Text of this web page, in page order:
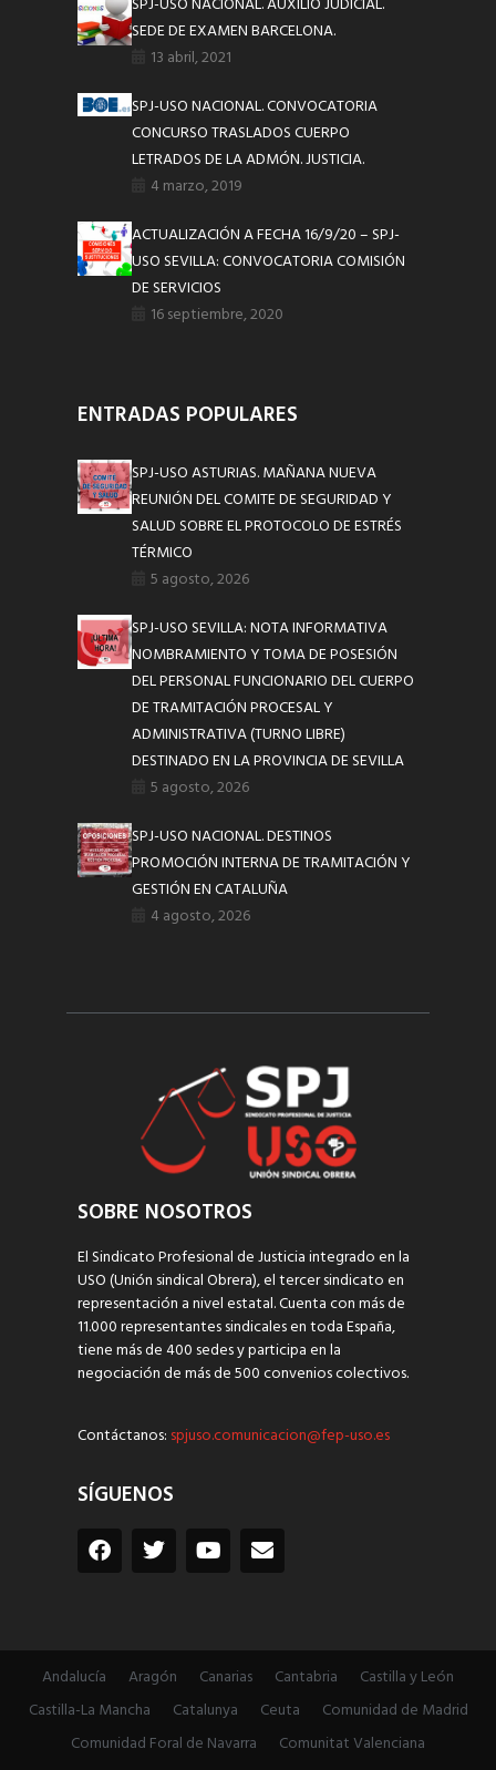
SEDE DE EXAMEN BARCELONA.
13 abril, 2021
SPJ-USO NACIONAL. CONVOCATORIA
CONCURSO TRASLADOS CUERPO
LETRADOS DE LA ADMÓN. JUSTICIA.
4 marzo, 2019
ACTUALIZACIÓN A FECHA 16/9/20 – SPJ-
USO SEVILLA: CONVOCATORIA COMISIÓN
DE SERVICIOS
16 septiembre, 2020
ENTRADAS POPULARES
SPJ-USO ASTURIAS. MAÑANA NUEVA
REUNIÓN DEL COMITE DE SEGURIDAD Y
SALUD SOBRE EL PROTOCOLO DE ESTRÉS
TÉRMICO
5 agosto, 2026
SPJ-USO SEVILLA: NOTA INFORMATIVA
NOMBRAMIENTO Y TOMA DE POSESIÓN
DEL PERSONAL FUNCIONARIO DEL CUERPO
DE TRAMITACIÓN PROCESAL Y
ADMINISTRATIVA (TURNO LIBRE)
DESTINADO EN LA PROVINCIA DE SEVILLA
5 agosto, 2026
SPJ-USO NACIONAL. DESTINOS
PROMOCIÓN INTERNA DE TRAMITACIÓN Y
GESTIÓN EN CATALUÑA
4 agosto, 2026
SOBRE NOSOTROS
El Sindicato Profesional de Justicia integrado en la
USO (Unión sindical Obrera), el tercer sindicato en
representación a nivel estatal. Cuenta con más de
11.000 representantes sindicales en toda España,
tiene más de 400 sedes y participa en la
negociación de más de 500 convenios colectivos.
Contáctanos: spjuso.comunicacion@fep-uso.es
SÍGUENOS
Andalucía Aragón Canarias Cantabria
Castilla y León
Castilla-La Mancha
Catalunya Ceuta
Comunidad de Madrid
Comunidad Foral de Navarra
Comunitat Valenciana